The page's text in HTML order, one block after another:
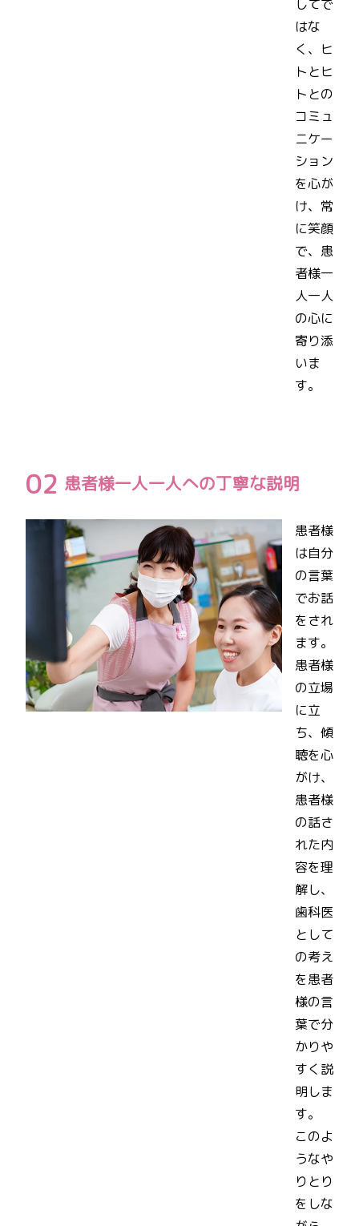
してで
はな
く、ヒ
トとヒ
トとの
コミュ
ニケー
ション
を心が
け、常
に笑顔
で、患
者様一
人一人
の心に
寄り添
いま
す。
患者様一人一人への丁寧な説明
患者様
は自分
の言葉
でお話
をされ
ます。
患者様
の立場
に立
ち、傾
聴を心
がけ、
患者様
の話さ
れた内
容を理
解し、
歯科医
として
の考え
を患者
様の言
葉で分
かりや
すく説
明しま
す。
このよ
うなや
りとり
をしな